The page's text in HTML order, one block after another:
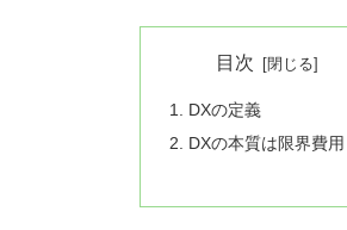
目次
DXの定義
DXの本質は限界費用